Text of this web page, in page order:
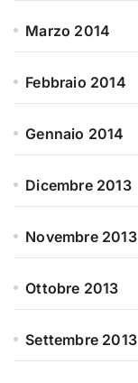
Marzo 2014
Febbraio 2014
Gennaio 2014
Dicembre 2013
Novembre 2013
Ottobre 2013
Settembre 2013